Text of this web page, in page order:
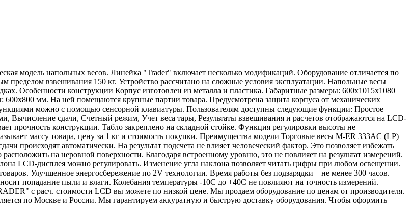
модель напольных весов. Линейка "Trader" включает несколько модификаций. Оборудование отличается по
пределом взвешивания 150 кг. Устройство рассчитано на сложные условия эксплуатации. Напольные весы
Особенности конструкции Корпус изготовлен из металла и пластика. Габаритные размеры: 600х1015х1080
мм. На ней помещаются крупные партии товара. Предусмотрена защита корпуса от механических
можно с помощью сенсорной клавиатуры. Пользователям доступны следующие функции: Простое
Вычисление сдачи, Счетный режим, Учет веса тары, Результаты взвешивания и расчетов отображаются на LCD-
прочность конструкции. Табло закреплено на складной стойке. Функция регулировки высоты не
массу товара, цену за 1 кг и стоимость покупки. Преимущества модели Торговые весы M-ER 333AC (LP)
происходят автоматически. На результат подсчета не влияет человеческий фактор. Это позволяет избежать
на неровной поверхности. Благодаря встроенному уровню, это не повлияет на результат измерений.
LCD-дисплея можно регулировать. Изменение угла наклона позволяет читать цифры при любом освещении.
Улучшенное энергосбережение по 2V технологии. Время работы без подзарядки – не менее 300 часов.
попадание пыли и влаги. Колебания температуры -10С до +40С не повлияют на точность измерений.
с расч. стоимости LCD вы можете по низкой цене. Мы продаем оборудование по ценам от производителя.
по Москве и России. Мы гарантируем аккуратную и быструю доставку оборудования. Чтобы оформить